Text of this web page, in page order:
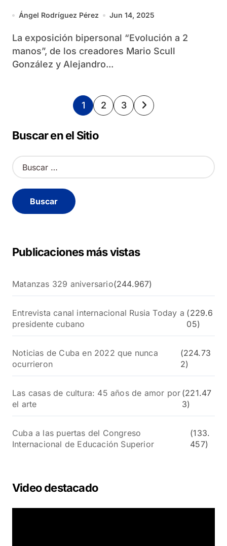
Ángel Rodríguez Pérez Jun 14, 2025
La exposición bipersonal “Evolución a 2
manos”, de los creadores Mario Scull
González y Alejandro...
Paginación
de
entradas
1 2 3
Buscar en el Sitio
B
u
c
a
Publicaciones más vistas
Matanzas 329 aniversario(244.967)
Entrevista canal internacional Rusia Today a
presidente cubano
(229.6
05)
Noticias de Cuba en 2022 que nunca
ocurrieron
(224.73
2)
Las casas de cultura: 45 años de amor por
el arte
(221.47
3)
Cuba a las puertas del Congreso
Internacional de Educación Superior
(133.
457)
Video destacado